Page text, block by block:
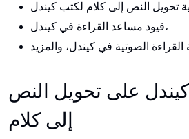
قيود مساعد القراءة في كيندل،
على تحويل النص
إلى كلام